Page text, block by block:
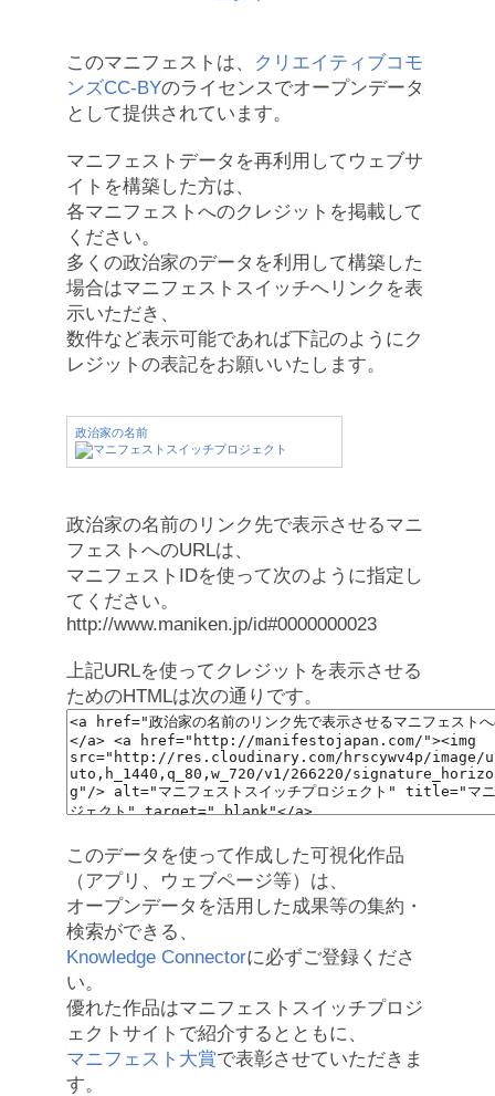
このマニフェストは、
クリエイティブコモ
ンズCC-BYのライセンスでオープンデータ
として提供されています。
マニフェストデータを再利用してウェブサ
イトを構築した方は、
各マニフェストへのクレジットを掲載して
ください。
多くの政治家のデータを利用して構築した
場合はマニフェストスイッチへリンクを表
示いただき、
数件など表示可能であれば下記のようにク
レジットの表記をお願いいたします。
政治家の名前
政治家の名前のリンク先で表示させるマニ
フェストへのURLは、
マニフェストIDを使って次のように指定し
てください。
http://www.maniken.jp/id#0000000023
上記URLを使ってクレジットを表示させる
ためのHTMLは次の通りです。
このデータを使って作成した可視化作品
（アプリ、ウェブページ等）は、
オープンデータを活用した成果等の集約・
検索ができる、
Knowledge Connectorに必ずご登録くださ
い。
優れた作品はマニフェストスイッチプロジ
ェクトサイトで紹介するとともに、
マニフェスト大賞で表彰させていただきま
す。